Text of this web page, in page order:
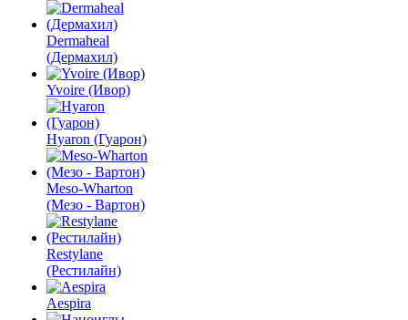
Dermaheal
(Дермахил)
Yvoire (Ивор)
Hyaron (Гуарон)
Meso-Wharton
(Мезо - Вартон)
Restylane
(Рестилайн)
Aespira